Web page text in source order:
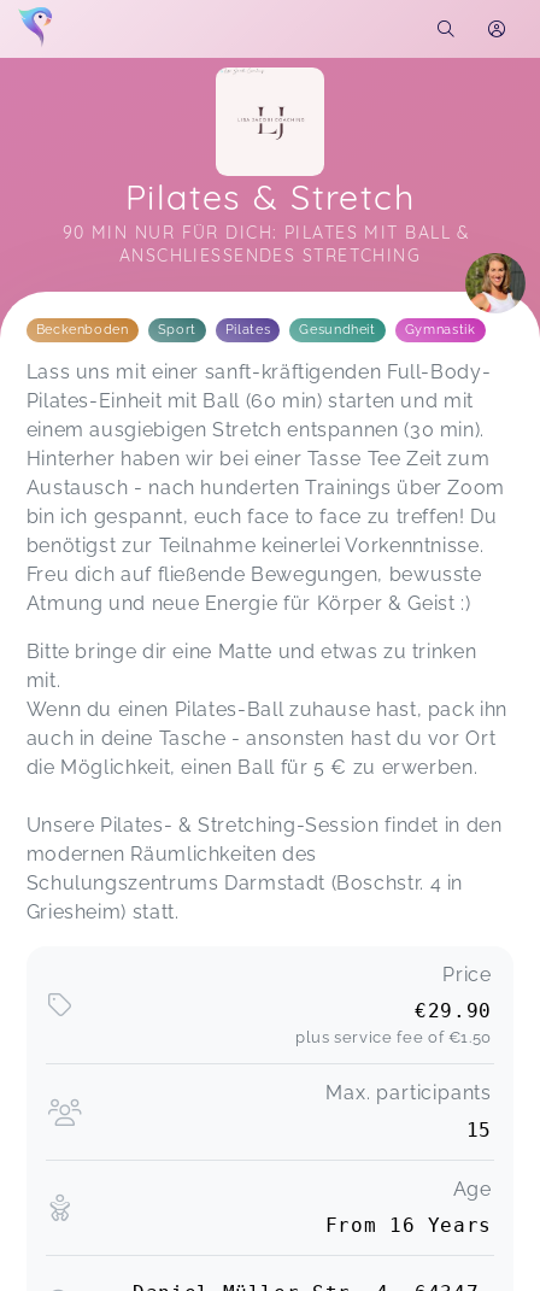
Pilates & Stretch
90 MIN NUR FÜR DICH: PILATES MIT BALL &
ANSCHLIESSENDES STRETCHING
Soon you will learn more about me here...
Beckenboden Sport Pilates Gesundheit Gymnastik
Lass uns mit einer sanft-kräftigenden Full-Body-
Pilates-Einheit mit Ball (60 min) starten und mit
einem ausgiebigen Stretch entspannen (30 min).
Hinterher haben wir bei einer Tasse Tee Zeit zum
Austausch - nach hunderten Trainings über Zoom
bin ich gespannt, euch face to face zu treffen! Du
benötigst zur Teilnahme keinerlei Vorkenntnisse.
Freu dich auf fließende Bewegungen, bewusste
Atmung und neue Energie für Körper & Geist :)
Bitte bringe dir eine Matte und etwas zu trinken
mit.
Wenn du einen Pilates-Ball zuhause hast, pack ihn
auch in deine Tasche - ansonsten hast du vor Ort
die Möglichkeit, einen Ball für 5 € zu erwerben.
Unsere Pilates- & Stretching-Session findet in den
modernen Räumlichkeiten des
Schulungszentrums Darmstadt (Boschstr. 4 in
Griesheim) statt.
Price
€29.90
plus service fee of €1.50
Max. participants
15
Age
From 16 Years